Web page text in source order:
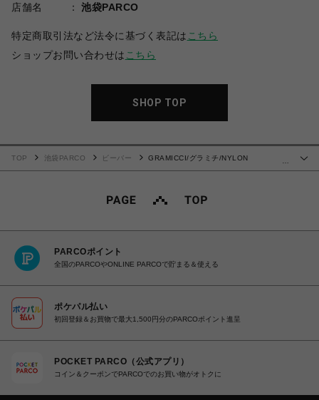
店舗名
池袋PARCO
特定商取引法など法令に基づく表記は こちら
ショップお問い合わせは こちら
SHOP TOP
TOP 池袋PARCO ビーバー
GRAMICCI/グラミチ/NYLON
PARCOポイント
全国のPARCOやONLINE PARCOで貯まる＆使える
ポケパル払い
初回登録＆お買物で最大1,500円分のPARCOポイント進呈
POCKET PARCO（公式アプリ）
コイン＆クーポンでPARCOでのお買い物がオトクに